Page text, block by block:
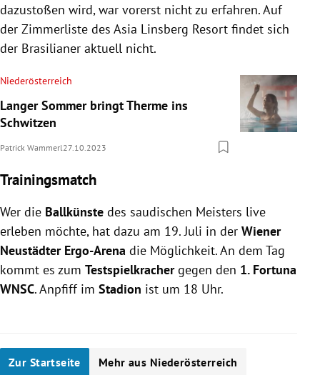
dazustoßen wird, war vorerst nicht zu erfahren. Auf
der Zimmerliste des Asia Linsberg Resort findet sich
der Brasilianer aktuell nicht.
Niederösterreich
Langer Sommer bringt Therme ins
Schwitzen
Patrick Wammerl 27.10.2023
Trainingsmatch
Wer die Ballkünste des saudischen Meisters live
erleben möchte, hat dazu am 19. Juli in der Wiener
Neustädter Ergo-Arena die Möglichkeit. An dem Tag
kommt es zum Testspielkrachergegen den 1. Fortuna
WNSC. Anpfiff im Stadion ist um 18 Uhr.
Zur Startseite Mehr aus Niederösterreich